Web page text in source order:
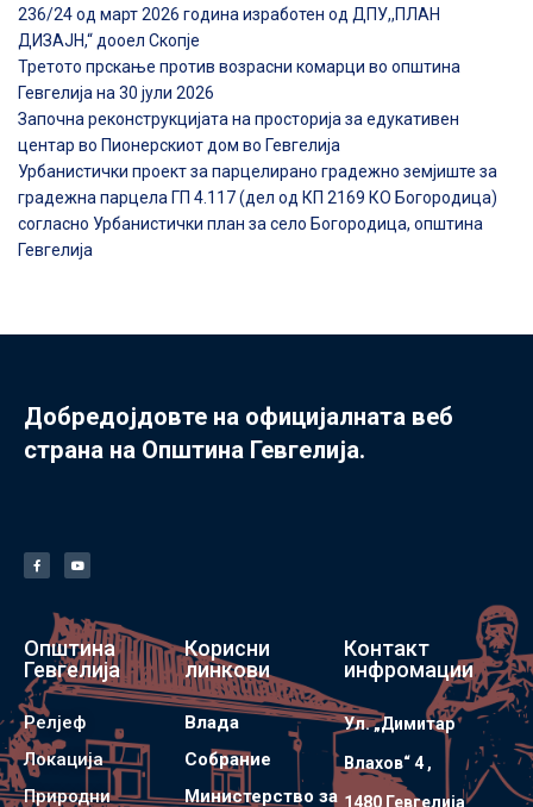
236/24 од март 2026 година изработен од ДПУ,,ПЛАН
ДИЗАЈН,“ дооел Скопје
Третото прскање против возрасни комарци во општина
Гевгелија на 30 јули 2026
Започна реконструкцијата на просторија за едукативен
центар во Пионерскиот дом во Гевгелија
Урбанистички проект за парцелирано градежно земјиште за
градежна парцела ГП 4.117 (дел од КП 2169 КО Богородица)
согласно Урбанистички план за село Богородица, општина
Гевгелија
Добредојдовте на официјалната веб
страна на Општина Гевгелија.
Општина
Гевгелија
Релјеф
Локација
Природни
Корисни
линкови
Влада
Собрание
Министерство за
Контакт
инфромации
Ул. „Димитар
Влахов“ 4 ,
1480 Гевгелијa